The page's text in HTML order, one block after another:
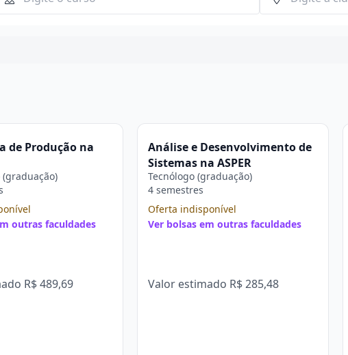
de Produção na
outras faculdades
R$ 489,69
Análise e Desenvolvimento de
Sistemas na ASPER
Tecnólogo (graduação)
4 semestres
Oferta indisponível
Ver bolsas em outras faculdades
Valor estimado R$ 285,48